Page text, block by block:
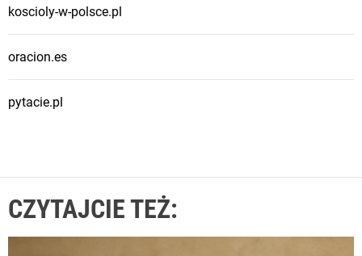
koscioly-w-polsce.pl
oracion.es
pytacie.pl
CZYTAJCIE TEŻ: